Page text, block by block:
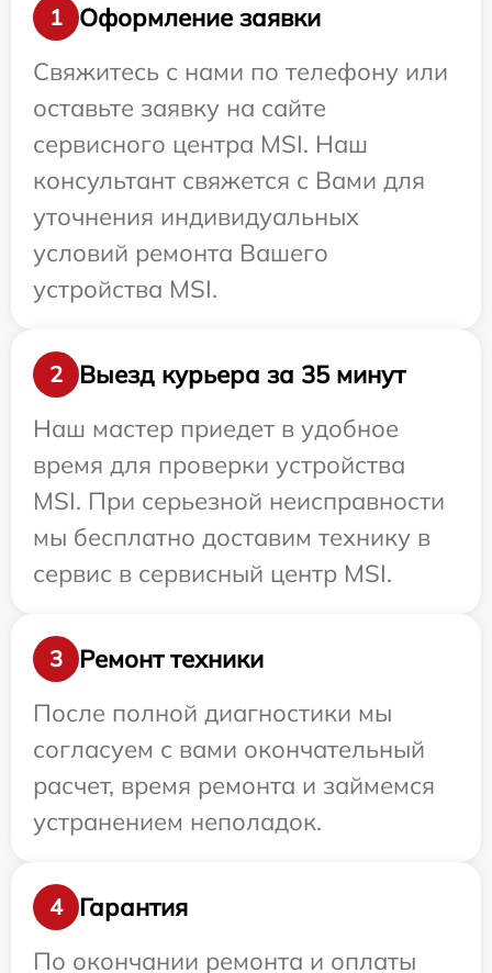
1
Оформление заявки
Свяжитесь с нами по телефону или
оставьте заявку на сайте
сервисного центра MSI. Наш
консультант свяжется с Вами для
уточнения индивидуальных
условий ремонта Вашего
устройства MSI.
2
Выезд курьера за 35 минут
Наш мастер приедет в удобное
время для проверки устройства
MSI. При серьезной неисправности
мы бесплатно доставим технику в
сервис в сервисный центр MSI.
3
Ремонт техники
После полной диагностики мы
согласуем с вами окончательный
расчет, время ремонта и займемся
устранением неполадок.
4
Гарантия
По окончании ремонта и оплаты